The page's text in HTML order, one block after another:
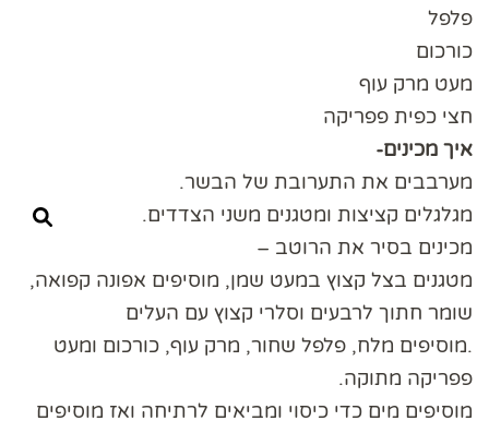
פלפל
כורכום
מעט מרק עוף
חצי כפית פפריקה
איך מכינים-
מערבבים את התערובת של הבשר.
מגלגלים קציצות ומטגנים משני הצדדים.
מכינים בסיר את הרוטב –
מטגנים בצל קצוץ במעט שמן, מוסיפים אפונה קפואה,
שומר חתוך לרבעים וסלרי קצוץ עם העלים
.מוסיפים מלח, פלפל שחור, מרק עוף, כורכום ומעט
פפריקה מתוקה.
מוסיפים מים כדי כיסוי ומביאים לרתיחה ואז מוסיפים